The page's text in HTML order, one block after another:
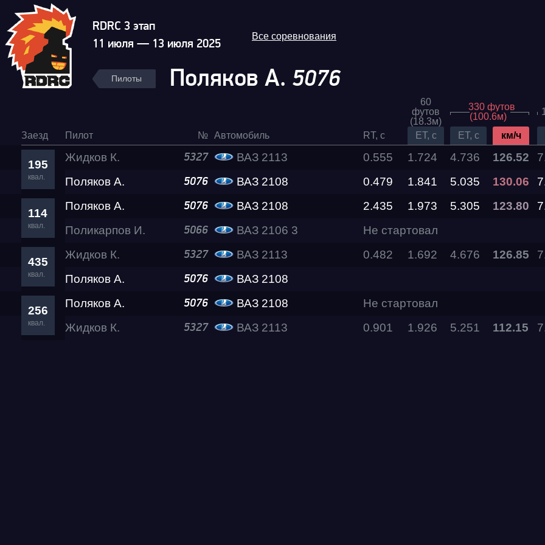
Гонка Трасса
RDRC Юг 6 этап
RDRC
Test & Tune PRO
RDRC 3 этап
11 июля — 13 июля 2025
Все соревнования
Пилоты Поляков А. 5076
60
футов
(18.3м)
330 футов
(100.6м)
Заезд Пилот № Автомобиль RT, c ET, c ET, c км/ч
195
квал.
Жидков К. 5327 ВАЗ 2113 0.555 1.724 4.736 126.52
Поляков А.
5076 ВАЗ 2108 0.479 1.841 5.035 130.06
114
квал.
Поляков А. 5076 ВАЗ 2108 2.435 1.973 5.305 123.80
Поликарпов И.
5066 ВАЗ 2106 3 Не стартовал
435
квал.
Жидков К. 5327 ВАЗ 2113 0.482 1.692 4.676 126.85
Поляков А.
5076 ВАЗ 2108
256
квал.
Поляков А. 5076 ВАЗ 2108
Не стартовал
Жидков К.
5327 ВАЗ 2113 0.901 1.926 5.251 112.15